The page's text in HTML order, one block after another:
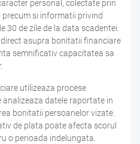
personal, colectate prin
si informatii privind
30 de zile de la data scadentei.
asupra bonitatii financiare
semnificativ capacitatea sa
utilizeaza procese
datele raportate in
bonitatii persoanelor vizate.
de plata poate afecta scorul
o perioada indelungata.